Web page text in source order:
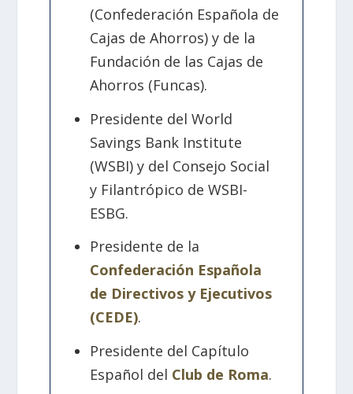
(Confederación Española de
Cajas de Ahorros) y de la
Fundación de las Cajas de
Ahorros (Funcas).
Presidente del World
Savings Bank Institute
(WSBI) y del Consejo Social
y Filantrópico de WSBI-
ESBG.
Presidente de la
Confederación Española
de Directivos y Ejecutivos
(CEDE).
Presidente del Capítulo
Español del Club de Roma.